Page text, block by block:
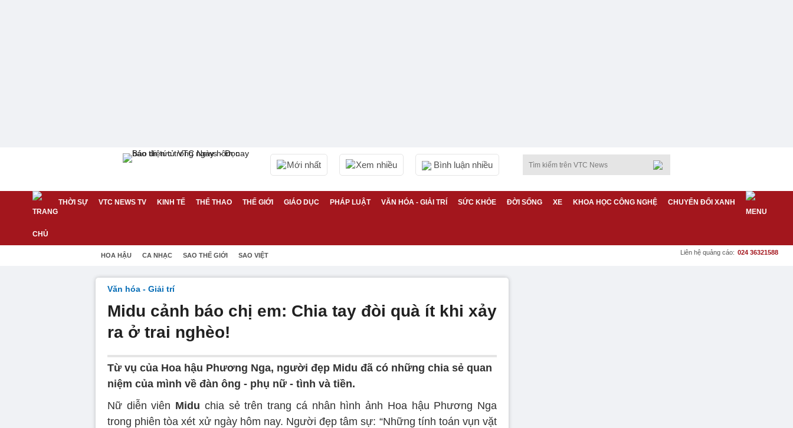
Mới nhất Xem nhiều Bình luận nhiều
THỜI SỰ VTC NEWS TV KINH TẾ THỂ THAO THẾ GIỚI GIÁO DỤC PHÁP LUẬT VĂN HÓA - GIẢI TRÍ SỨC KHỎE ĐỜI SỐNG XE KHOA HỌC CÔNG NGHỆ CHUYỂN ĐỔI XANH
HOA HẬU CA NHẠC SAO THẾ GIỚI SAO VIỆT Liên hệ quảng cáo: 024 36321588
Văn hóa - Giải trí
Midu cảnh báo chị em: Chia tay đòi quà ít khi xảy
ra ở trai nghèo!
Từ vụ của Hoa hậu Phương Nga, người đẹp Midu đã có những chia sẻ quan
niệm của mình về đàn ông - phụ nữ - tình và tiền.
Nữ diễn viên Midu chia sẻ trên trang cá nhân hình ảnh Hoa hậu Phương Nga
trong phiên tòa xét xử ngày hôm nay. Người đẹp tâm sự: “Những tính toán vụn vặt